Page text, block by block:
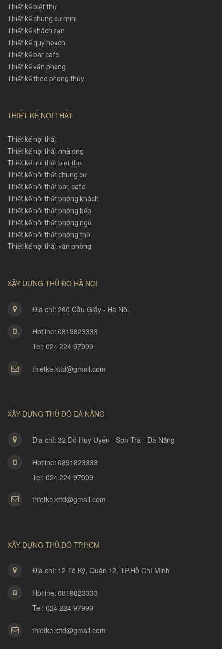
Thiết kế biệt thự
Thiết kế chung cư mini
Thiết kế khách sạn
Thiết kế quy hoạch
Thiết kế bar cafe
Thiết kế văn phòng
Thiết kế theo phong thủy
THIẾT KẾ NỘI THẤT
Thiết kế nội thất
Thiết kế nội thất nhà ống
Thiết kế nội thất biệt thự
Thiết kế nội thất chung cư
Thiết kế nội thất bar, cafe
Thiết kế nội thất phòng khách
Thiết kế nội thất phòng bếp
Thiết kế nội thất phòng ngủ
Thiết kế nội thất phòng thờ
Thiết kế nội thất văn phòng
XÂY DỰNG THỦ ĐÔ HÀ NỘI
Địa chỉ: 260 Cầu Giấy - Hà Nội
Hotline: 0819823333
Tel: 024 224 97999
thietke.kttd@gmail.com
XÂY DỰNG THỦ ĐÔ ĐÀ NẴNG
Địa chỉ: 32 Đỗ Huy Uyển - Sơn Trà - Đà Nẵng
Hotline: 0891823333
Tel: 024 224 97999
thietke.kttd@gmail.com
XÂY DỰNG THỦ ĐÔ TP.HCM
Địa chỉ: 12 Tô Ký, Quận 12, TP.Hồ Chí Minh
Hotline: 0819823333
Tel: 024 224 97999
thietke.kttd@gmail.com